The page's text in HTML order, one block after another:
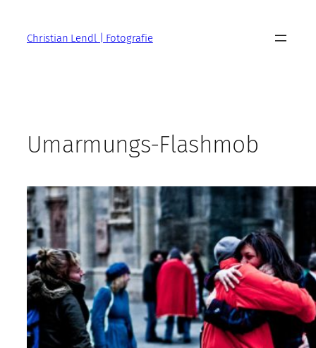
springenChristian Lendl | Fotografie
Umarmungs-Flashmob